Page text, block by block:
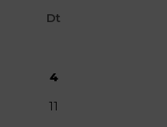
Dt
4
11